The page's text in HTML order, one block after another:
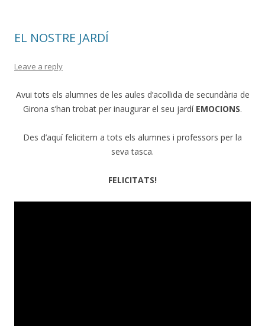
EL NOSTRE JARDÍ
Leave a reply
Avui tots els alumnes de les aules d’acollida de secundària de
Girona s’han trobat per inaugurar el seu jardí EMOCIONS.
Des d’aquí felicitem a tots els alumnes i professors per la
seva tasca.
FELICITATS!